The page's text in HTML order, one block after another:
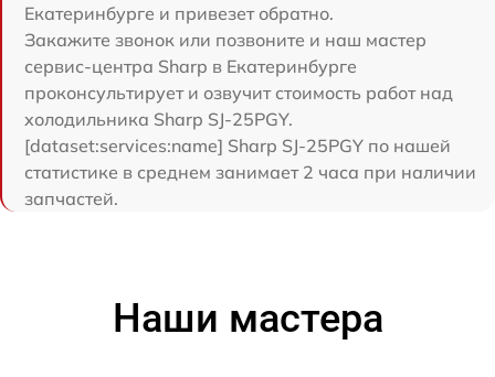
Екатеринбурге и привезет обратно.
Закажите звонок или позвоните и наш мастер
сервис-центра Sharp в Екатеринбурге
проконсультирует и озвучит стоимость работ над
холодильника Sharp SJ-25PGY.
[dataset:services:name] Sharp SJ-25PGY по нашей
статистике в среднем занимает 2 часа при наличии
запчастей.
Наши мастера